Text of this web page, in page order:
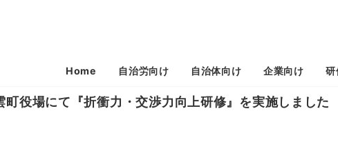
Home 自治労向け 自治体向け 企業向け 研
町役場にて『折衝力・交渉力向上研修』を実施しました